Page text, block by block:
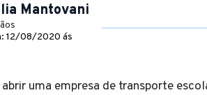
Mantovani
12/08/2020 ás
uma empresa de transporte